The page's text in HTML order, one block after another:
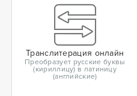
Транслитерация онлайн
Преобразует русские буквы
(кириллицу) в латиницу
(английские)